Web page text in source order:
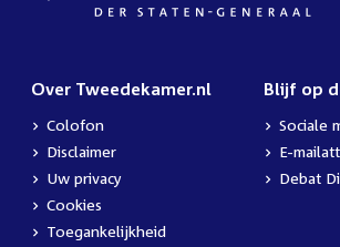
Over Tweedekamer.nl
Colofon
Disclaimer
Uw privacy
Cookies
Toegankelijkheid
Blijf op
Sociale
E-
Debat